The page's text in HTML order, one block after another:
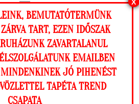
kat használ, hogy a
nyújtsa honlapunkon.
Engedélyezem
Payment Zrt. biztosítja, MNB engedély
H-EN-I-1064/2013
X
BEMUTATÓTERMÜNK
TART, EZEN IDŐSZAK
ZAVARTALANUL
EMAILBEN
MINDENKINEK JÓ PIHENÉST
TAPÉTA TREND
CSAPATA